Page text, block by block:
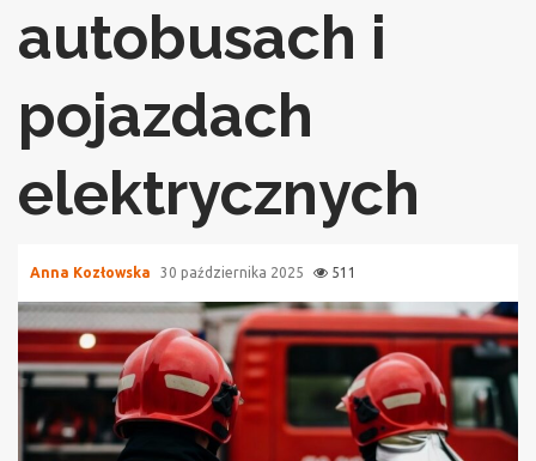
autobusach i
pojazdach
elektrycznych
Anna Kozłowska 30 października 2025 511